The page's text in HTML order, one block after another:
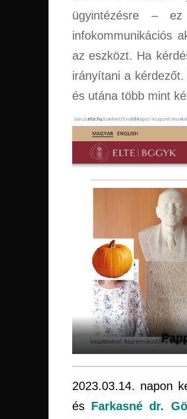
ügyintézésre –
infokommunikációs
az eszközt. Ha
irányítani a kérdezőt.
és utána több mint
2023.03.14. napon
és Farkasné dr.